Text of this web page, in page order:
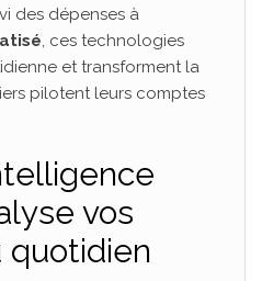
des dépenses à
, ces technologies
et transforment la
pilotent leurs comptes
vos
quotidien